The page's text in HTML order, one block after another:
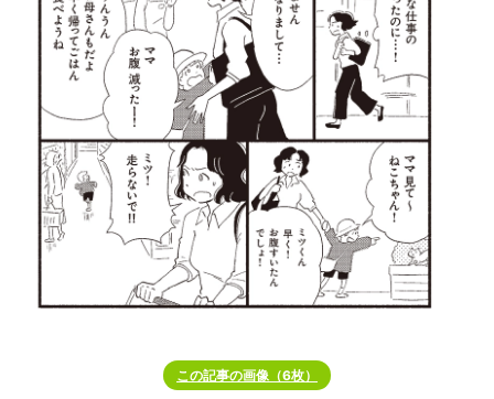
この記事の画像（6枚）